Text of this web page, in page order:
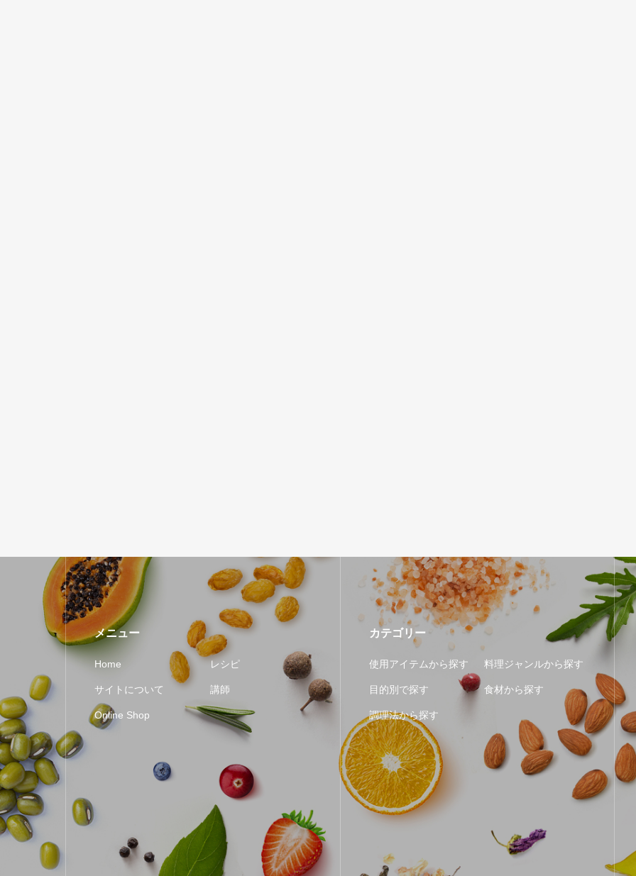
メニュー
Home レシピ
サイトについて 講師
Online Shop
カテゴリー
使用アイテムから探す 料理ジャンルから探す
目的別で探す 食材から探す
調理法から探す